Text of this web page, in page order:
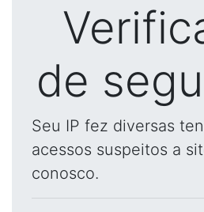
de
Seu IP fez diversas
acessos suspeitos a
conosco.